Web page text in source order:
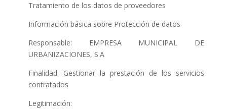
Tratamiento de los datos de proveedores
Información básica sobre Protección de datos
Responsable: EMPRESA MUNICIPAL DE
URBANIZACIONES, S.A
Finalidad: Gestionar la prestación de los servicios
contratados
Legitimación: